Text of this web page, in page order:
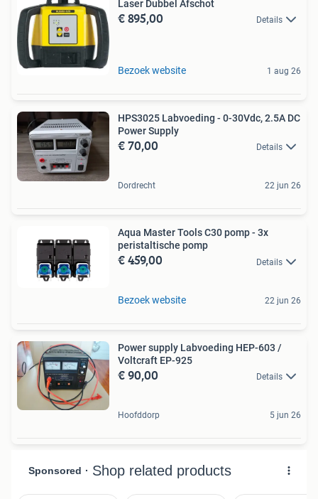
Laser Dubbel Afschot
€ 895,00 Details
Bezoek website 1 aug 26
HPS3025 Labvoeding - 0-30Vdc, 2.5A DC
Power Supply
€ 70,00 Details
Dordrecht 22 jun 26
Aqua Master Tools C30 pomp - 3x
peristaltische pomp
€ 459,00 Details
Bezoek website 22 jun 26
Power supply Labvoeding HEP-603 /
Voltcraft EP-925
€ 90,00 Details
Hoofddorp 5 jun 26